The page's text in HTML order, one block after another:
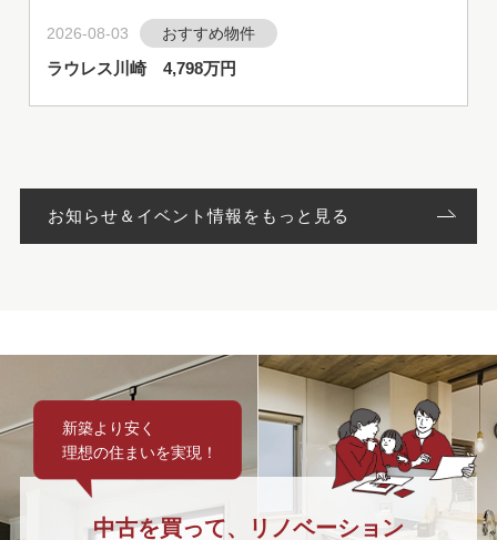
お知らせ＆イベント情報をもっと見る
新築より安く
理想の住まいを実現！
中古を買って、リノベーション